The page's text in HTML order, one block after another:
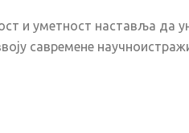
и уметност наставља да
савремене